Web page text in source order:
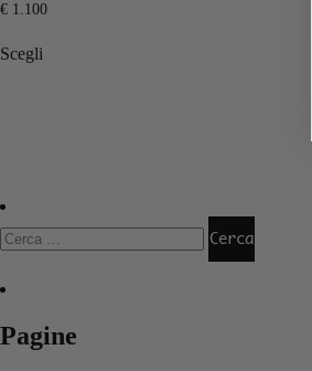
€ 1.100
Scegli
Pagine